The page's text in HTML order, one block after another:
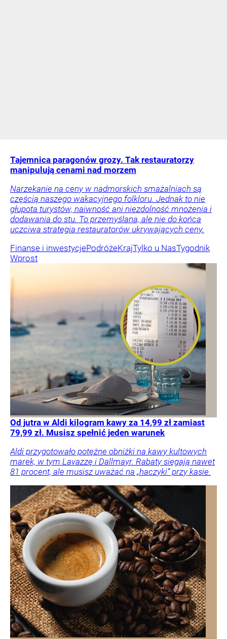
Tajemnica paragonów grozy. Tak restauratorzy
manipulują cenami nad morzem
Narzekanie na ceny w nadmorskich smażalniach są
częścią naszego wakacyjnego folkloru. Jednak to nie
głupota turystów, naiwność ani niezdolność mnożenia i
dodawania do stu. To przemyślana, ale nie do końca
uczciwa strategia restauratorów ukrywających ceny.
Finanse i inwestycjePodróżeKrajTylko u NasTygodnik
Wprost
Od jutra w Aldi kilogram kawy za 14,99 zł zamiast
79,99 zł. Musisz spełnić jeden warunek
Aldi przygotowało potężne obniżki na kawy kultowych
marek, w tym Lavazzę i Dallmayr. Rabaty sięgają nawet
81 procent, ale musisz uważać na „haczyki” przy kasie.